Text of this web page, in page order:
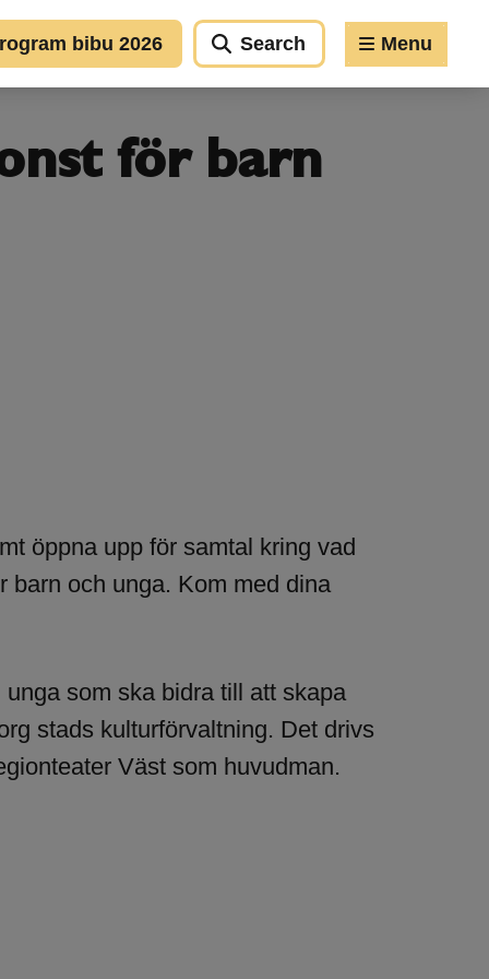
bibu 2026 Search Menu
för barn
öppna upp för samtal kring vad
barn och unga. Kom med dina
som ska bidra till att skapa
stads kulturförvaltning. Det drivs
Väst som huvudman.